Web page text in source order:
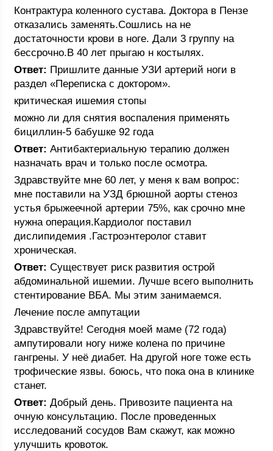
Контрактура коленного сустава. Доктора в Пензе
отказались заменять.Сошлись на не
достаточности крови в ноге. Дали 3 группу на
бессрочно.В 40 лет прыгаю н костылях.
Ответ: Пришлите данные УЗИ артерий ноги в
раздел «Переписка с доктором».
критическая ишемия стопы
можно ли для снятия воспаления применять
бициллин-5 бабушке 92 года
Ответ: Антибактериальную терапию должен
назначать врач и только после осмотра.
Здравствуйте мне 60 лет, у меня к вам вопрос:
мне поставили на УЗД брюшной аорты стеноз
устья брыжеечной артерии 75%, как срочно мне
нужна операция.Кардиолог поставил
дислипидемия .Гастроэнтеролог ставит
хроническая.
Ответ: Существует риск развития острой
абдоминальной ишемии. Лучше всего выполнить
стентирование ВБА. Мы этим занимаемся.
Лечение после ампутации
Здравствуйте! Сегодня моей маме (72 года)
ампутировали ногу ниже колена по причине
гангрены. У неё диабет. На другой ноге тоже есть
трофические язвы. боюсь, что пока она в клинике
станет.
Ответ: Добрый день. Привозите пациента на
очную консультацию. После проведенных
исследований сосудов Вам скажут, как можно
улучшить кровоток.